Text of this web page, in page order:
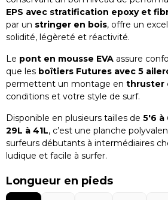
EPS avec stratification epoxy et
par un stringer en bois, offre un
solidité, légèreté et réactivité.
Le pont en mousse EVA assure
que les boîtiers Futures avec 5
permettent un montage en thruster
conditions et votre style de surf.
Disponible en plusieurs tailles de 5'6 à
29L à 41L, c’est une planche
surfeurs débutants à intermédiaires
ludique et facile à surfer.
Longueur en pieds